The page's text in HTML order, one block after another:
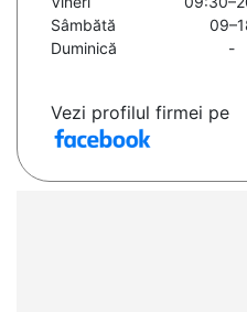
Sâmbătă
Duminică
-
Vezi profilul firmei pe